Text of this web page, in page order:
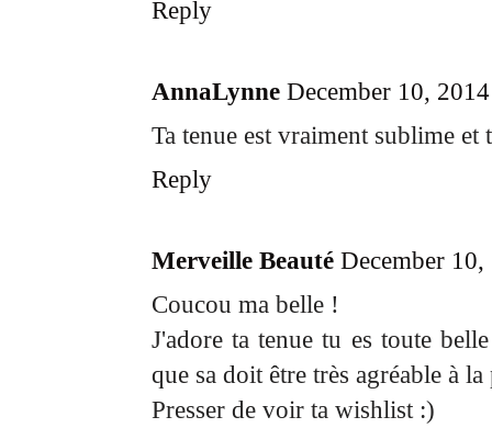
Reply
AnnaLynne December 10,
Ta tenue est vraiment sublime
Reply
Merveille Beauté December
Coucou ma belle !
J'adore ta tenue tu es toute
que sa doit être très agréable à
Presser de voir ta wishlist :)